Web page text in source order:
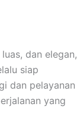
dan elegan,
siap
dan pelayanan
yang